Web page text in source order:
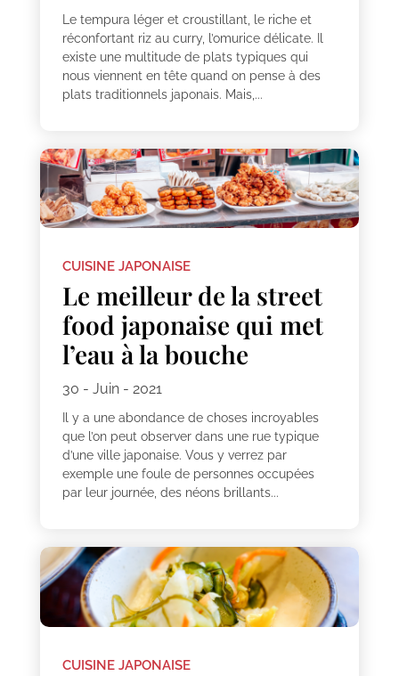
Le tempura léger et croustillant, le riche et
réconfortant riz au curry, l’omurice délicate. Il
existe une multitude de plats typiques qui
nous viennent en tête quand on pense à des
plats traditionnels japonais. Mais,...
CUISINE JAPONAISE
Le meilleur de la street
food japonaise qui met
l’eau à la bouche
30 - Juin - 2021
Il y a une abondance de choses incroyables
que l’on peut observer dans une rue typique
d’une ville japonaise. Vous y verrez par
exemple une foule de personnes occupées
par leur journée, des néons brillants...
CUISINE JAPONAISE